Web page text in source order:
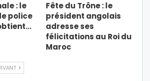
: le
police
Fête du Trône : le
président angolais
adresse ses
félicitations au Roi du
Maroc